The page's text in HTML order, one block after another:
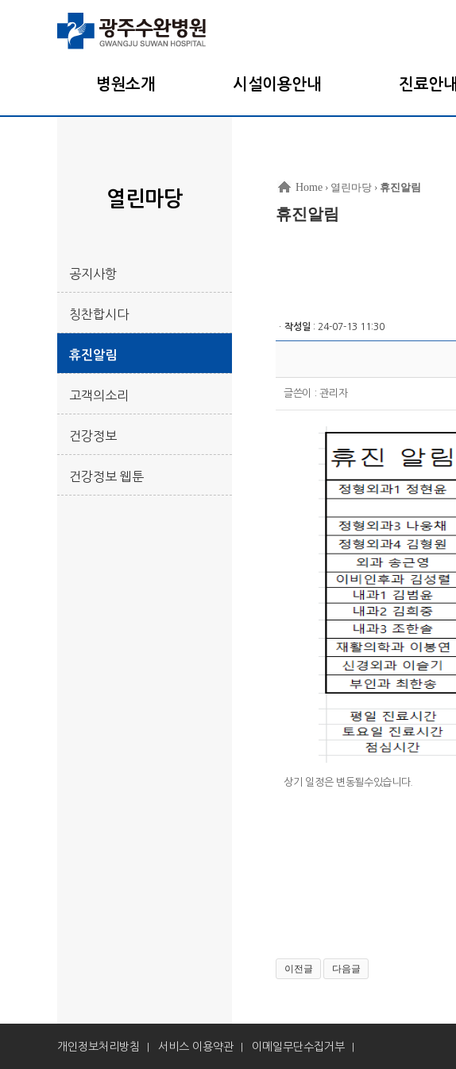
병원소개 시설이용안내 진료안내
열린마당
공지사항
칭찬합시다
휴진알림
고객의소리
건강정보
건강정보 웹툰
Home › 열린마당 › 휴진알림
휴진알림
ㆍ 작성일 : 24-07-13 11:30
글쓴이 :관리자
상기 일정은 변동될수있습니다.
이전글 다음글
개인정보처리방침 서비스 이용약관 이메일무단수집거부